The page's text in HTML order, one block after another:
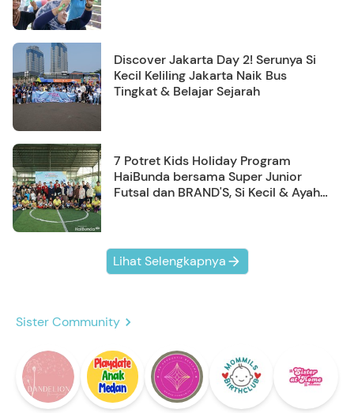
Discover Jakarta Day 2! Serunya Si
Kecil Keliling Jakarta Naik Bus
Tingkat & Belajar Sejarah
7 Potret Kids Holiday Program
HaiBunda bersama Super Junior
Futsal dan BRAND'S, Si Kecil & Ayah
Lihat Selengkapnya
Sister Community